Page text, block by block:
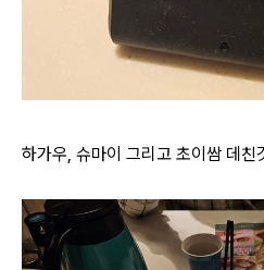
하가우, 슈마이 그리고 초이쌈 데친